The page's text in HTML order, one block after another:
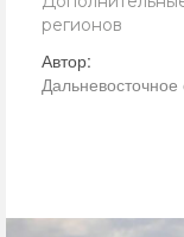
регионов
Автор:
Дальневосточное